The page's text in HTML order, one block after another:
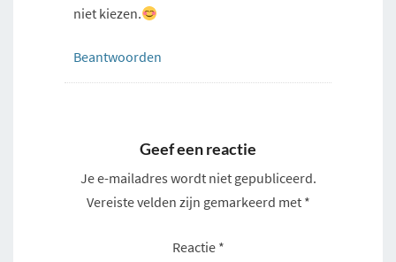
niet kiezen.
Beantwoorden
Geef een reactie
Je e-mailadres wordt niet gepubliceerd.
Vereiste velden zijn gemarkeerd met *
Reactie *